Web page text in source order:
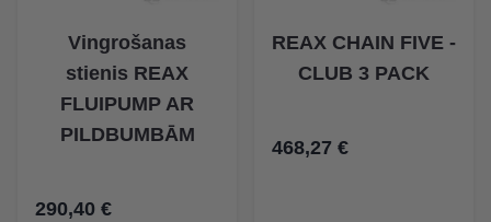
Vingrošanas
stienis REAX
FLUIPUMP AR
PILDBUMBĀM
290,40 €
REAX CHAIN FIVE -
CLUB 3 PACK
468,27 €